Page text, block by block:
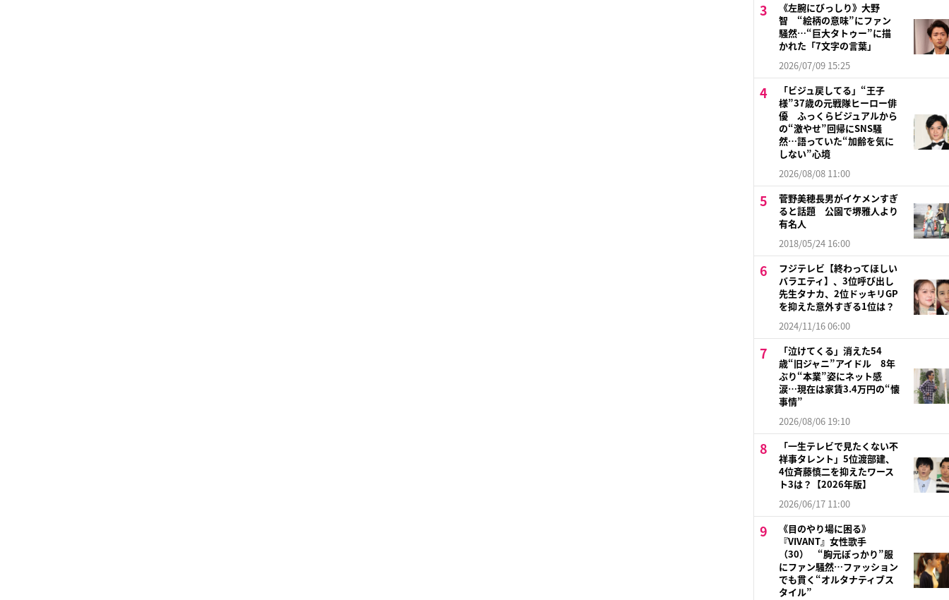
《左腕にびっしり》大野
智 “絵柄の意味”にファン
騒然…“巨大タトゥー”に描
かれた「7文字の言葉」
2026/07/09 15:25
「ビジュ戻してる」“王子
様”37歳の元戦隊ヒーロー俳
優 ふっくらビジュアルから
の“激やせ”回帰にSNS騒
然…語っていた“加齢を気に
しない”心境
2026/08/08 11:00
菅野美穂長男がイケメンすぎ
ると話題 公園で堺雅人より
有名人
2018/05/24 16:00
フジテレビ【終わってほしい
バラエティ】、3位呼び出し
先生タナカ、2位ドッキリGP
を抑えた意外すぎる1位は？
2024/11/16 06:00
「泣けてくる」消えた54
歳“旧ジャニ”アイドル 8年
ぶり“本業”姿にネット感
涙…現在は家賃3.4万円の“懐
事情”
2026/08/06 19:10
「一生テレビで見たくない不
祥事タレント」5位渡部建、
4位斉藤慎二を抑えたワース
ト3は？【2026年版】
2026/06/17 11:00
《目のやり場に困る》
『VIVANT』女性歌手
（30） “胸元ぽっかり”服
にファン騒然…ファッション
でも貫く“オルタナティブス
タイル”